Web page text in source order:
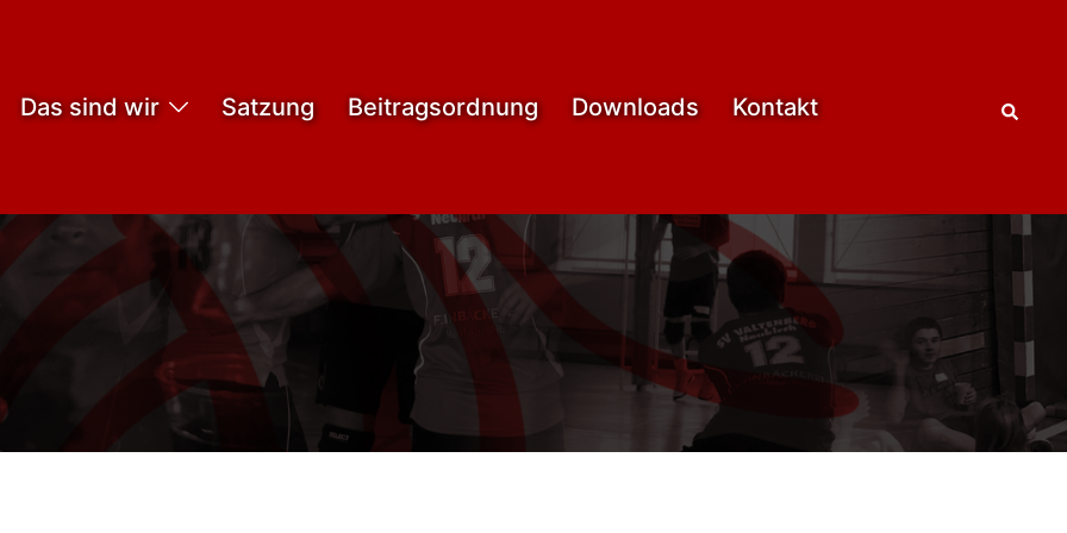
Das sind wir Satzung Beitragsordnung Downloads Kontakt